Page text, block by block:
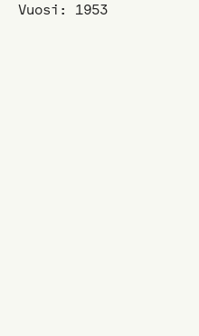
Vuosi: 1953